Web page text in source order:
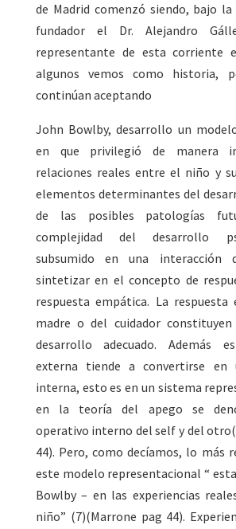
de Madrid comenzó siendo, bajo la
fundador el Dr. Alejandro
representante de esta corriente
algunos vemos como historia,
continúan aceptando
John Bowlby, desarrollo un
en que privilegió de manera
relaciones reales entre el niño y
elementos determinantes del
de las posibles patologías
complejidad del desarrollo
subsumido en una interacción
sintetizar en el concepto de
respuesta empática. La
madre o del cuidador
desarrollo adecuado. Además
externa tiende a convertirse en
interna, esto es en un sistema
en la teoría del apego se
operativo interno del self y del
44). Pero, como decíamos, lo más
este modelo representacional “
Bowlby – en las experiencias
niño” (7)(Marrone pag 44).